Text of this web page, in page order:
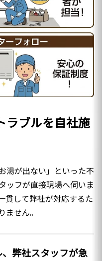
ラブルを自社施
湯が出ない」といった不
ッフが直接現場へ伺いま
貫して弊社が対応するた
せん。
弊社スタッフが急